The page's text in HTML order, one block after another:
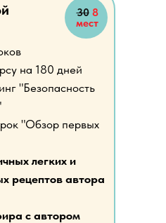
на 180 дней
"Безопасность
"Обзор первых
легких и
рецептов автора
с автором
30 8
мест